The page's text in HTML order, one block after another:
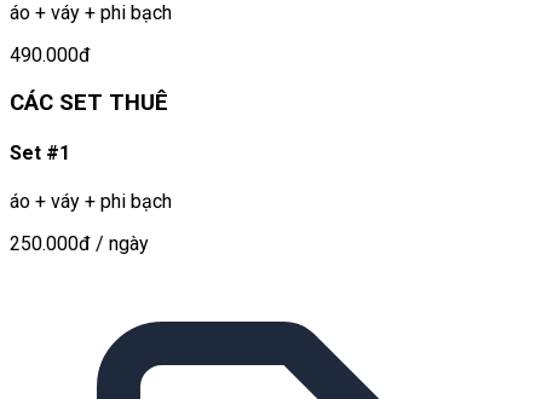
áo + váy + phi bạch
490.000đ
CÁC SET THUÊ
Set #1
áo + váy + phi bạch
250.000đ / ngày